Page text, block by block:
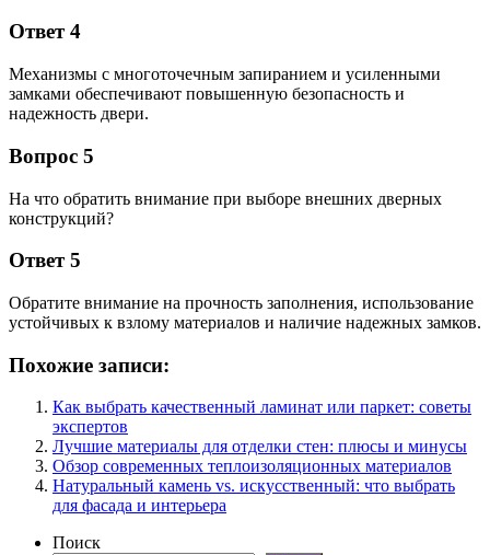
Ответ 4
Механизмы с многоточечным запиранием и усиленными
замками обеспечивают повышенную безопасность и
надежность двери.
Вопрос 5
На что обратить внимание при выборе внешних дверных
конструкций?
Ответ 5
Обратите внимание на прочность заполнения, использование
устойчивых к взлому материалов и наличие надежных замков.
Похожие записи:
Как выбрать качественный ламинат или паркет: советы
экспертов
Лучшие материалы для отделки стен: плюсы и минусы
Обзор современных теплоизоляционных материалов
Натуральный камень vs. искусственный: что выбрать
для фасада и интерьера
Поиск